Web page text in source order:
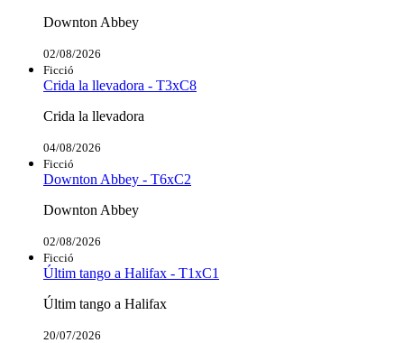
Downton Abbey
02/08/2026
Ficció
Crida la llevadora - T3xC8
Crida la llevadora
04/08/2026
Ficció
Downton Abbey - T6xC2
Downton Abbey
02/08/2026
Ficció
Últim tango a Halifax - T1xC1
Últim tango a Halifax
20/07/2026